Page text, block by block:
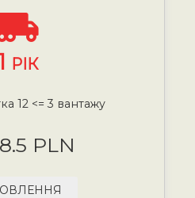
РІК
12 <= 3 вантажу
PLN